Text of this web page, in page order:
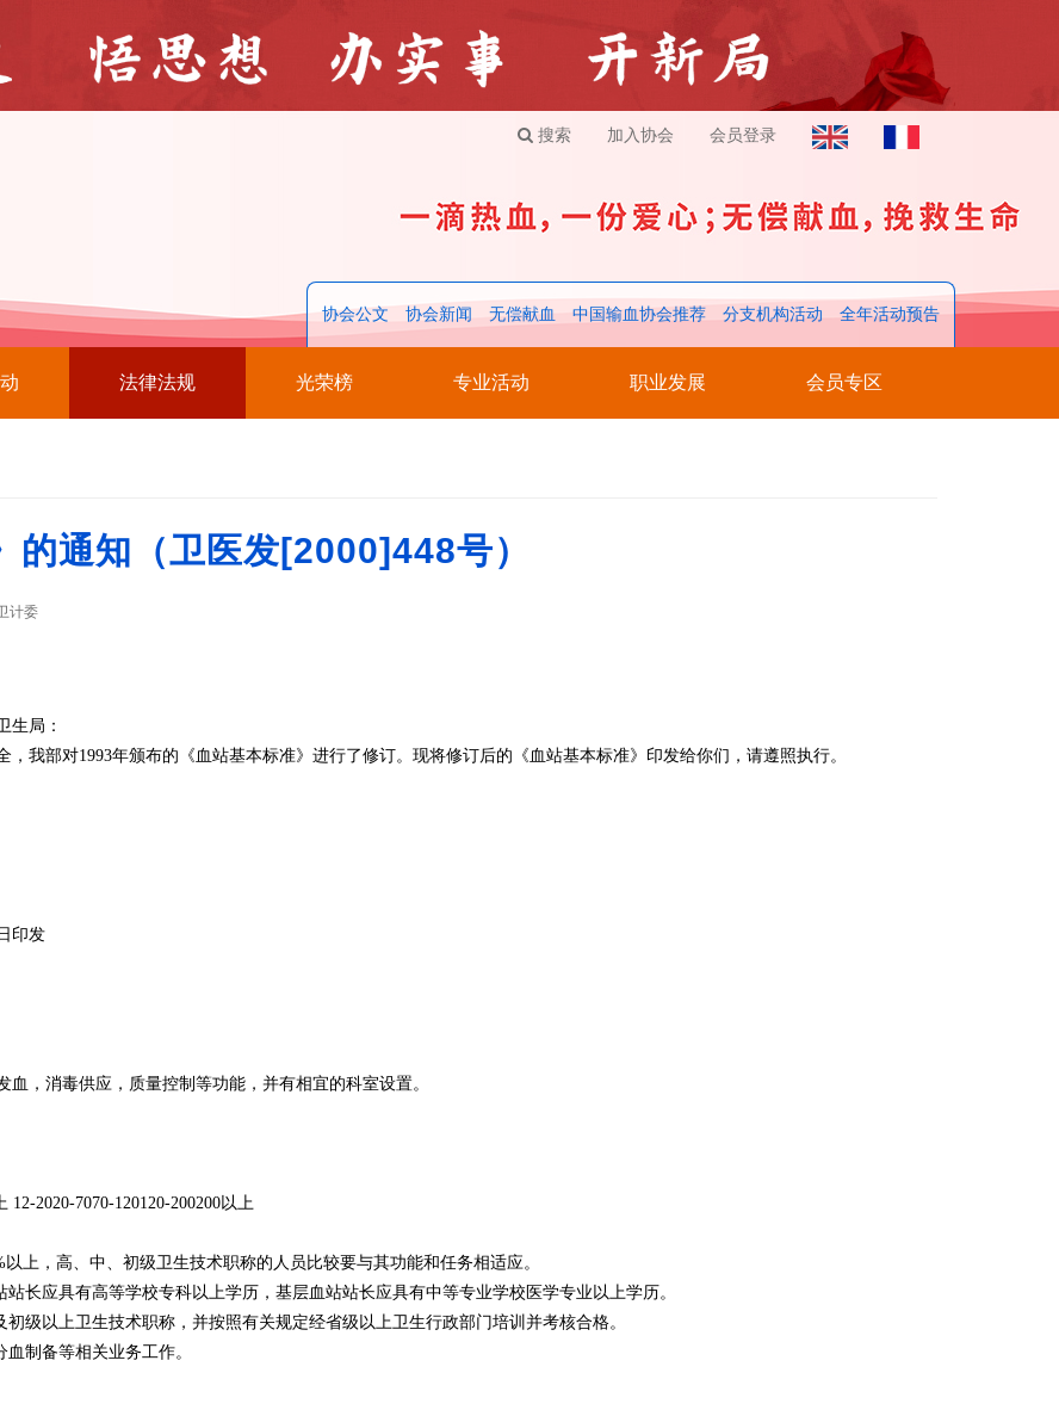
搜索 加入协会 会员登录
协会公文 协会新闻 无偿献血 中国输血协会推荐 分支机构活动 全年活动预告
法律法规 光荣榜 专业活动 职业发展 会员专区
的通知（卫医发[2000]448号）
计委
生局：
我部对1993年颁布的《血站基本标准》进行了修订。现将修订后的《血站基本标准》印发给你们，请遵照执行。
发
，消毒供应，质量控制等功能，并有相宜的科室设置。
12-2020-7070-120120-200200以上
上，高、中、初级卫生技术职称的人员比较要与其功能和任务相适应。
长应具有高等学校专科以上学历，基层血站站长应具有中等专业学校医学专业以上学历。
级以上卫生技术职称，并按照有关规定经省级以上卫生行政部门培训并考核合格。
制备等相关业务工作。